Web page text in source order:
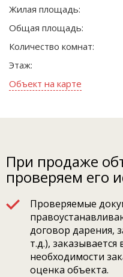
Жилая площадь:
Общая площадь:
Количество комнат:
Этаж:
Объект на карте
При продаже
проверяем его
Проверяемые
договор дарения,
т.д.),
необходимости
оценка объекта.